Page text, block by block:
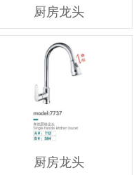
厨房龙头
厨房龙头